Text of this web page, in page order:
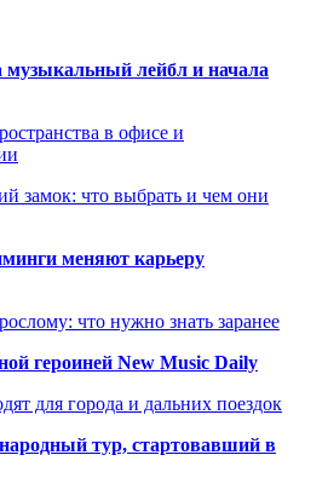
лейбл и начала
в офисе и
замок: что выбрать и чем они
меняют карьеру
что нужно знать заранее
героиней New Music Daily
для города и дальних поездок
тур, стартовавший в